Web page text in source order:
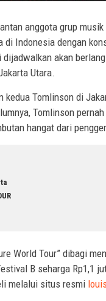
anggota grup
di Indonesia dengan
akan
Utara.
kedua Tomlinson di
Tomlinson
hangat dari
World Tour” dibagi
B seharga Rp1,1
melalui situs resmi